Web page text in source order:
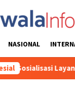
NASIONAL
Jasa